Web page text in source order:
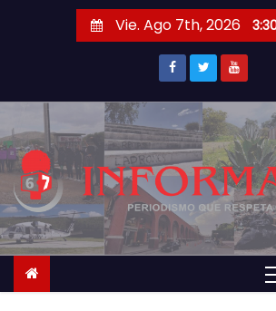
r
a
c
o
t
Vie. Ago 7th, 2026